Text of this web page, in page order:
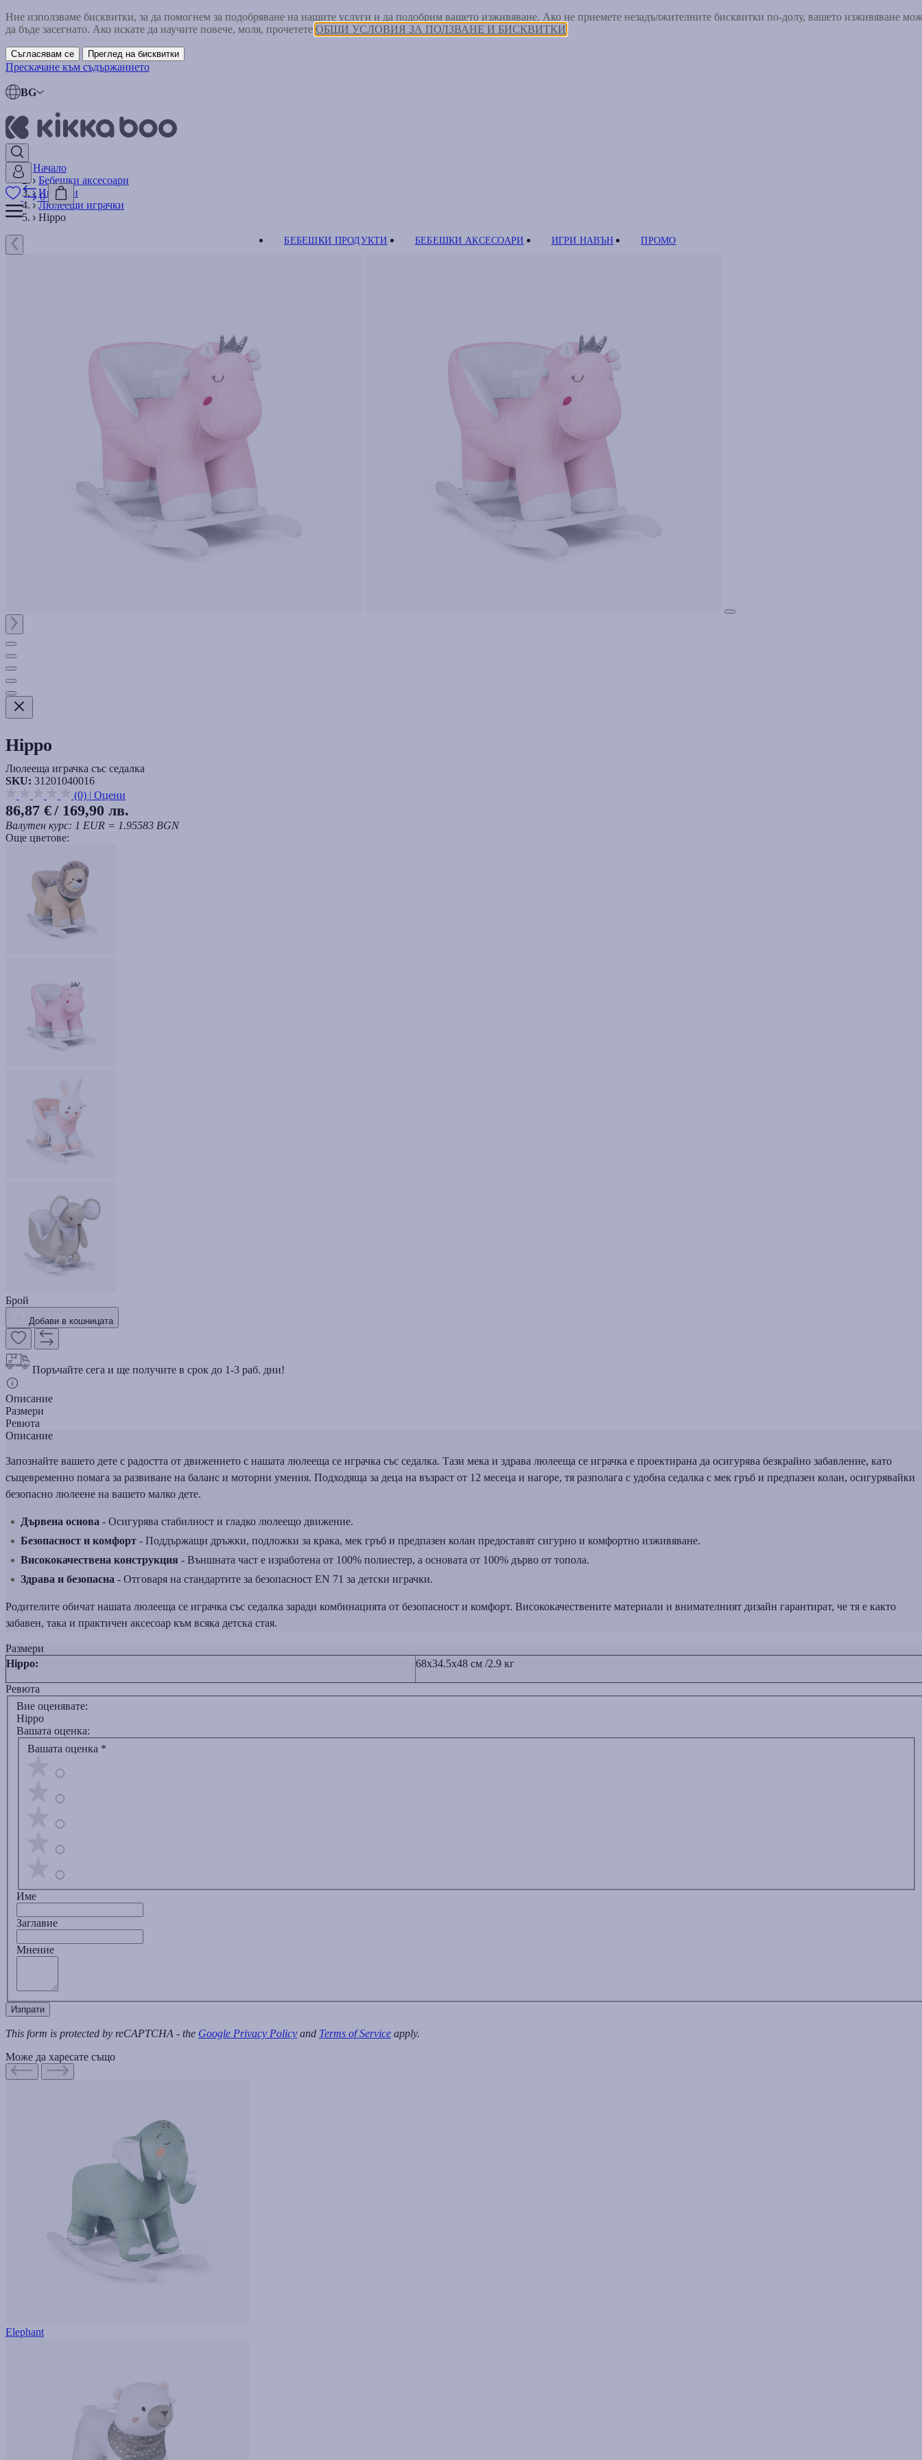
Ние използваме бисквитки, за да помогнем за подобряване на нашите услуги и да подобрим вашето изживяване. Ако не приемете незадължителните бисквитки по-долу, вашето изживяване
да бъде засегнато. Ако искате да научите повече, моля, прочетете ОБЩИ УСЛОВИЯ ЗА ПОЛЗВАНЕ И БИСКВИТКИ
Съгласявам се Преглед на бисквитки
Прескачане към съдържанието
BG
0
БЕБЕШКИ ПРОДУКТИ БЕБЕШКИ АКСЕСОАРИ ИГРИ НАВЪН ПРОМО
Начало
Бебешки аксесоари
Играчки
Люлеещи играчки
Hippo
Hippo
Люлееща играчка със седалка
SKU: 31201040016
(0) | Оцени
86,87 €/ 169,90 лв.
Валутен курс: 1 EUR = 1.95583 BGN
Още цветове:
Брой
Добави в кошницата
Поръчайте сега и ще получите в срок до 1-3 раб. дни!
Описание
Размери
Ревюта
Описание
Запознайте вашето дете с радостта от движението с нашата люлееща се играчка със седалка. Тази мека и здрава люлееща се играчка е проектирана да осигурява безкрайно забавление, като
същевременно помага за развиване на баланс и моторни умения. Подходяща за деца на възраст от 12 месеца и нагоре, тя разполага с удобна седалка с мек гръб и предпазен колан, осигурявайки
безопасно люлеене на вашето малко дете.
Дървена основа - Осигурява стабилност и гладко люлеещо движение.
Безопасност и комфорт - Поддържащи дръжки, подложки за крака, мек гръб и предпазен колан предоставят сигурно и комфортно изживяване.
Висококачествена конструкция - Външната част е изработена от 100% полиестер, а основата от 100% дърво от топола.
Здрава и безопасна - Отговаря на стандартите за безопасност EN 71 за детски играчки.
Родителите обичат нашата люлееща се играчка със седалка заради комбинацията от безопасност и комфорт. Висококачествените материали и внимателният дизайн гарантират, че тя е както
забавен, така и практичен аксесоар към всяка детска стая.
Размери
Hippo:
68x34.5x48 см /2.9 кг
Ревюта
Вие оценявате:
Hippo
Вашата оценка:
Вашата оценка *
Име
Заглавиe
Мнение
Изпрати
This form is protected by reCAPTCHA - the Google Privacy Policy and Terms of Service apply.
Може да харесате също
Elephant